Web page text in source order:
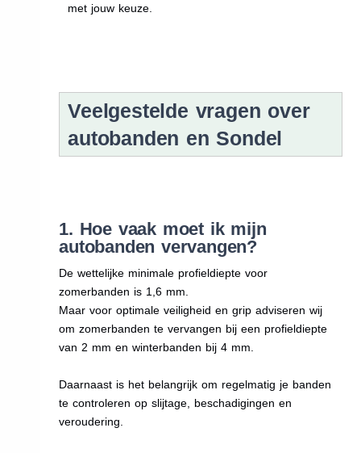
met jouw keuze.
Veelgestelde vragen over
autobanden en Sondel
1. Hoe vaak moet ik mijn
autobanden vervangen?
De wettelijke minimale profieldiepte voor
zomerbanden is 1,6 mm.
Maar voor optimale veiligheid en grip adviseren wij
om zomerbanden te vervangen bij een profieldiepte
van 2 mm en winterbanden bij 4 mm.
Daarnaast is het belangrijk om regelmatig je banden
te controleren op slijtage, beschadigingen en
veroudering.